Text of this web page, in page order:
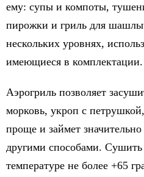
ему: супы и компоты,
пирожки и гриль для
нескольких уровнях,
имеющиеся в комплектации.
Аэрогриль позволяет
морковь, укроп с
проще и займет
другими способами.
температуре не более +65